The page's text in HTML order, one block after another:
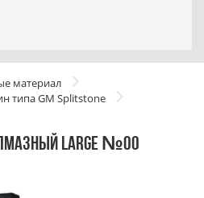
материал
типа GM Splitstone
LARGE №00